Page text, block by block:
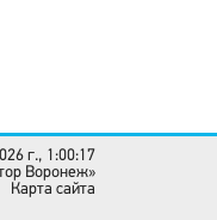
г., 1:00:17
Воронеж»
Карта сайта